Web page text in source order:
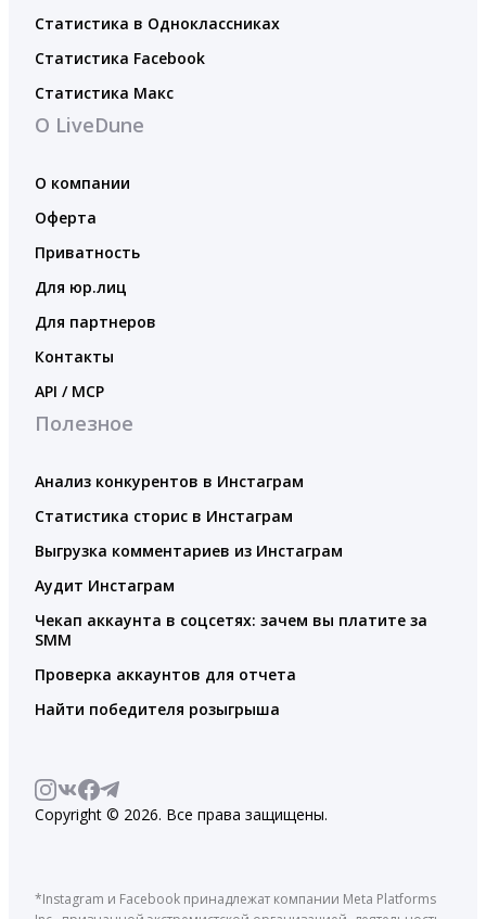
Статистика в Одноклассниках
Статистика Facebook
Статистика Макс
О LiveDune
О компании
Оферта
Приватность
Для юр.лиц
Для партнеров
Контакты
API / MCP
Полезное
Анализ конкурентов в Инстаграм
Статистика сторис в Инстаграм
Выгрузка комментариев из Инстаграм
Аудит Инстаграм
Чекап аккаунта в соцсетях: зачем вы платите за
SMM
Проверка аккаунтов для отчета
Найти победителя розыгрыша
Copyright © 2026. Все права защищены.
*Instagram и Facebook принадлежат компании Meta Platforms